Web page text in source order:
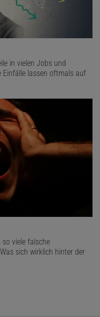
in vielen Jobs und
lassen oftmals auf
so viele falsche
sich wirklich hinter der